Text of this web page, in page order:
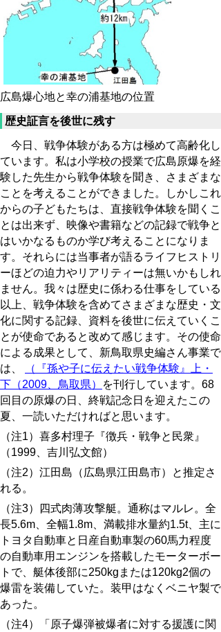
広島爆心地と幸の浦基地の位置
歴史証言を後世に残す
今日、戦争体験がある方は極めて高齢化し
ています。私は小学校の授業で広島原爆を経
験した先生から戦争体験を聞き、さまざまな
ことを考えることができました。しかしこれ
からの子どもたちは、直接戦争体験を聞くこ
とは出来ず、映像や書籍などの記録で戦争と
はいかなるものか学び考えることになりま
す。それらには当事者が語るライフヒストリ
ーほどの迫力やリアリティーは無いかもしれ
ません。我々は歴史に係わる仕事をしている
以上、戦争体験を含めてさまざまな歴史・文
化に関する記録、資料を後世に伝えていくこ
とが使命であると改めて感じます。その使命
による成果として、新鳥取県史編さん事業で
は、
（『孫や子に伝えたい戦争体験』上・
下（2009、鳥取県）
を刊行しています。68
回目の原爆の日、終戦記念日を迎えたこの
夏、一読いただければと思います。
（注1）喜多村理子『徴兵・戦争と民衆』
（1999、吉川弘文館）
（注2）江田島（広島県江田島市）と推定さ
れる。
（注3）四式肉薄攻撃艇。通称はマルレ。全
長5.6m、全幅1.8m、満載排水量約1.5t、主に
トヨタ自動車と日産自動車製の60馬力程度
の自動車用エンジンを搭載したモーターボー
トで、艇体後部に250kgまたは120kg2個の
爆雷を装備していた。装甲はなくベニヤ製で
あった。
（注4）「原子爆弾被爆者に対する援護に関